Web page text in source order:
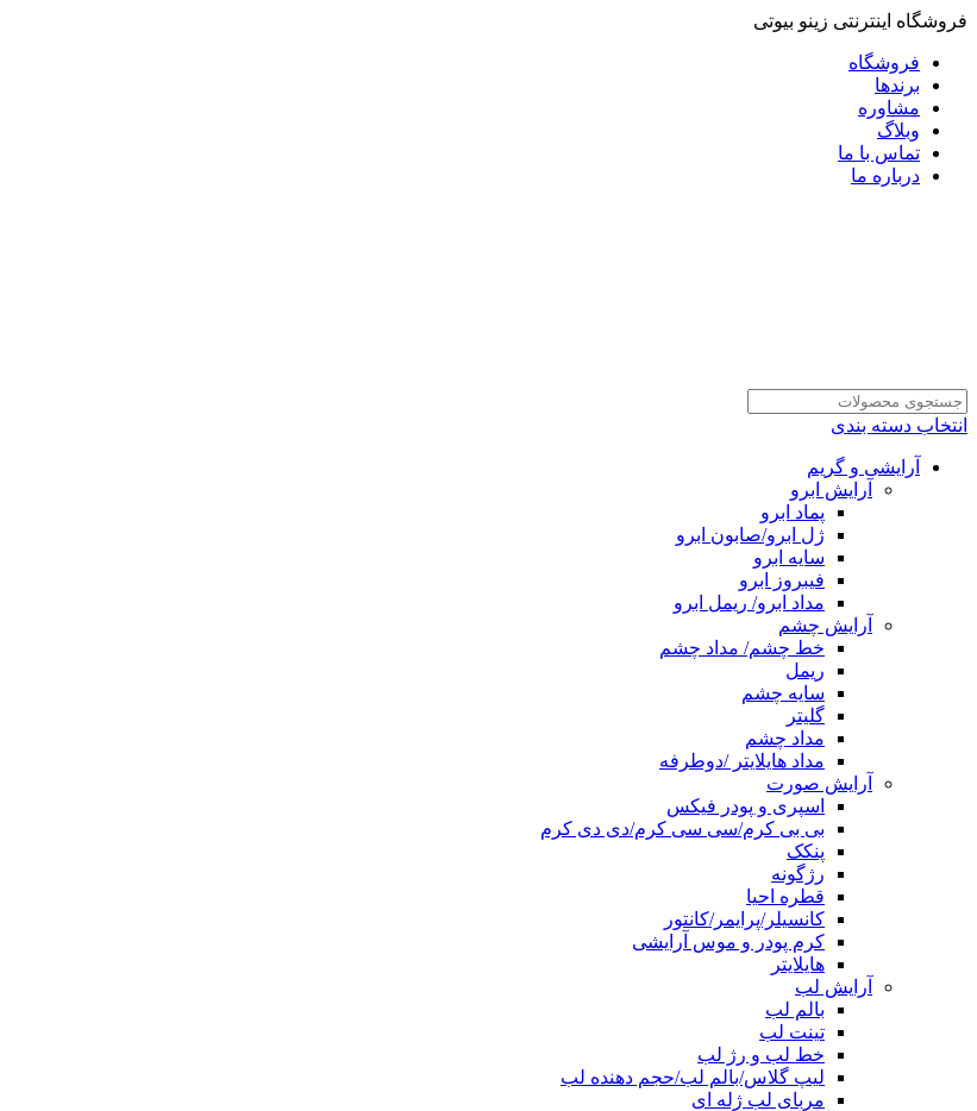
فروشگاه اینترنتی زینو بیوتی
فروشگاه
برندها
مشاوره
وبلاگ
تماس با ما
درباره ما
انتخاب دسته بندی
آرایشی و گریم
آرایش ابرو
پماد ابرو
ژل ابرو/صابون ابرو
سایه ابرو
فیبروز ابرو
مداد ابرو/ ریمل ابرو
آرایش چشم
خط چشم/ مداد چشم
ریمل
سایه چشم
گلیتر
مداد چشم
مداد هایلایتر /دوطرفه
آرایش صورت
اسپری و پودر فیکس
بی بی کرم/سی سی کرم/دی دی کرم
پنکک
رژگونه
قطره احیا
کانسیلر/پرایمر/کانتور
کرم پودر و موس آرایشی
هایلایتر
آرایش لب
بالم لب
تینت لب
خط لب و رژ لب
لیپ گلاس/بالم لب/حجم دهنده لب
مربای لب ژله ای